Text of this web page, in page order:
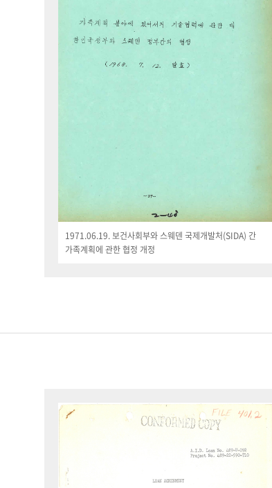
1971.06.19. 보건사회부와 스웨덴 국제개발처(SIDA) 간
가족계획에 관한 협정 개정